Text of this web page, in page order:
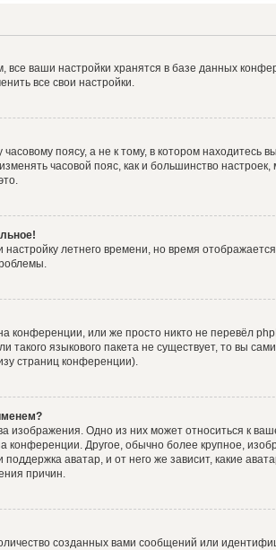
все ваши настройки хранятся в базе данных
все свои настройки.
поясу, а не к тому, в котором находитесь
часовой пояс, как и большинство
летнего времени, но время
конференции, или же просто никто не перевёл
такого языкового пакета не существует, то вы
страниц конференции).
изображения. Одно из них может относиться к
конференции. Другое, обычно более крупное,
аватар, и от него же зависит, какие
причин.
созданных вами сообщений или